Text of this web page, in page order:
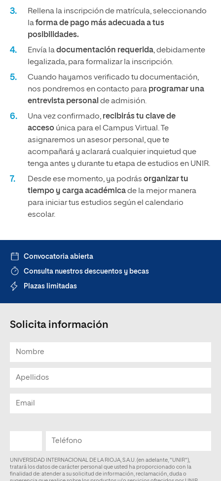
Rellena la inscripción de matrícula, seleccionando
laforma de pago más adecuada a tus
posibilidades.
Envía ladocumentación requerida, debidamente
legalizada, para formalizar la inscripción.
Cuando hayamos verificado tu documentación,
nos pondremos en contacto para programar una
entrevista personal de admisión.
Una vez confirmado, recibirás tu clave de
acceso única para el Campus Virtual. Te
asignaremos un asesor personal, que te
acompañará y aclarará cualquier inquietud que
tenga antes y durante tu etapa de estudios en UNIR.
Desde ese momento, ya podrás organizar tu
tiempo y carga académicade la mejor manera
para iniciar tus estudios según el calendario
escolar.
Convocatoria abierta
Consulta nuestros descuentos y becas
Plazas limitadas
Solicita información